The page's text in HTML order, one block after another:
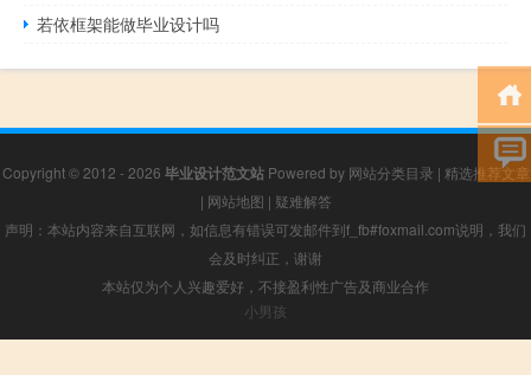
若依框架能做毕业设计吗
Copyright © 2012 - 2026 毕业设计范文站Powered by 网站分类目录 | 精选推荐文章
| 网站地图 | 疑难解答
声明：本站内容来自互联网，如信息有错误可发邮件到f_fb#foxmail.com说明，我们
会及时纠正，谢谢
本站仅为个人兴趣爱好，不接盈利性广告及商业合作
小男孩